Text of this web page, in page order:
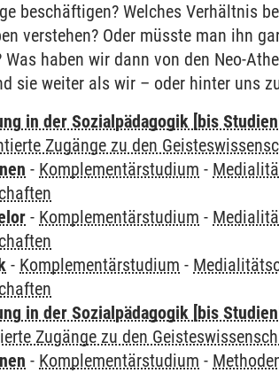
beschäftigen? Welches Verhältnis
verstehen? Oder müsste man ihn
haben wir dann von den Neo-
sie weiter als wir – oder hinter uns
in der Sozialpädagogik [bis
Zugänge zu den
- Komplementärstudium -
- Komplementärstudium -
- Komplementärstudium -
in der Sozialpädagogik [bis
Zugänge zu den
- Komplementärstudium -